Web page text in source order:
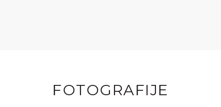
FOTOGRAFIJE